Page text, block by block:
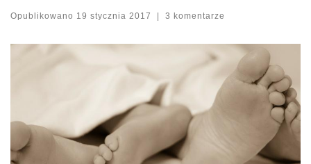
Opublikowano 19 stycznia 2017 | 3 komentarze